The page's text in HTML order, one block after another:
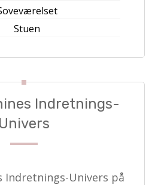
Stuen
Indretnings-
Univers
Indretnings-Univers på